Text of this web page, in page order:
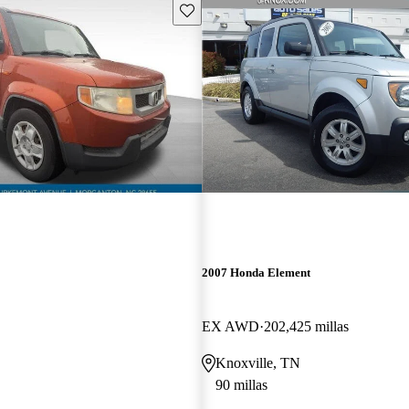
Guarda este Aviso
2007 Honda Element
EX AWD 202,425 millas
Knoxville, TN
90 millas